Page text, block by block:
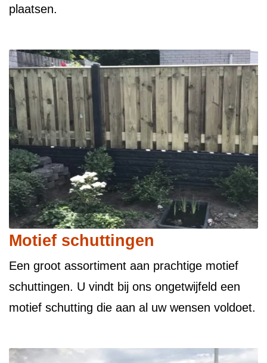
plaatsen.
Motief schuttingen
Een groot assortiment aan prachtige motief
schuttingen. U vindt bij ons ongetwijfeld een
motief schutting die aan al uw wensen voldoet.